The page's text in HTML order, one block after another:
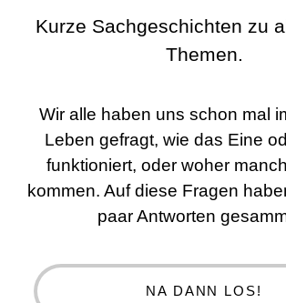
Kurze Sachgeschichten zu
Themen.
Wir alle haben uns schon mal
Leben gefragt, wie das Eine
funktioniert, oder woher
kommen. Auf diese Fragen
paar Antworten
NA DANN LOS!